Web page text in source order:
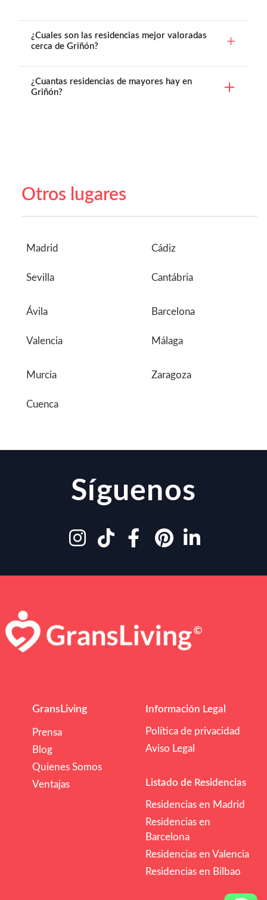
¿Cuales son las residencias mejor valoradas
cerca de Griñón?
¿Cuantas residencias de mayores hay en
Griñón?
Otros lugares
Madrid
Sevilla
Cádiz
Cantábria
Ávila
Valencia
Barcelona
Málaga
Murcia
Cuenca
Zaragoza
Síguenos
GransLiving
Prensa
Blog
Quienes Somos
Ventajas
Información Legal
Política de privacidad
Aviso Legal
Listado de Residencias
Residencias en Madrid
Residencias en
Barcelona
Residencias en Valencia
Residencias en Bilbao